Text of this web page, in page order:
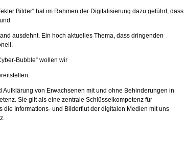
Bilder“ hat im Rahmen der Digitalisierung dazu geführt, dass
ausdehnt. Ein hoch aktuelles Thema, dass dringenden
Bubble“ wollen wir
von Erwachsenen mit und ohne Behinderungen in
Sie gilt als eine zentrale Schlüsselkompetenz für
Informations- und Bilderflut der digitalen Medien mit uns